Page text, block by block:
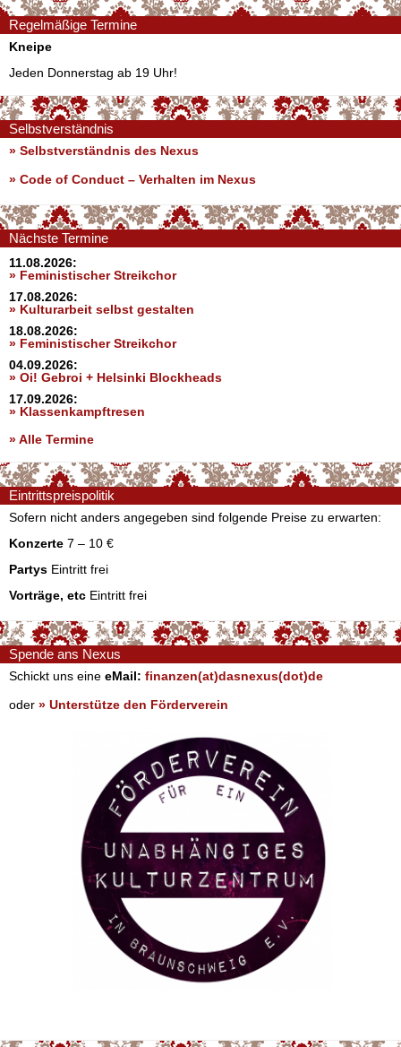
Regelmäßige Termine
Kneipe
Jeden Donnerstag ab 19 Uhr!
Selbstverständnis
» Selbstverständnis des Nexus
» Code of Conduct – Verhalten im Nexus
Nächste Termine
11.08.2026:
» Feministischer Streikchor
17.08.2026:
» Kulturarbeit selbst gestalten
18.08.2026:
» Feministischer Streikchor
04.09.2026:
» Oi! Gebroi + Helsinki Blockheads
17.09.2026:
» Klassenkampftresen
» Alle Termine
Eintrittspreispolitik
Sofern nicht anders angegeben sind folgende Preise zu erwarten:
Konzerte 7 – 10 €
Partys Eintritt frei
Vorträge, etc Eintritt frei
Spende ans Nexus
Schickt uns eine eMail: finanzen(at)dasnexus(dot)de
oder » Unterstütze den Förderverein